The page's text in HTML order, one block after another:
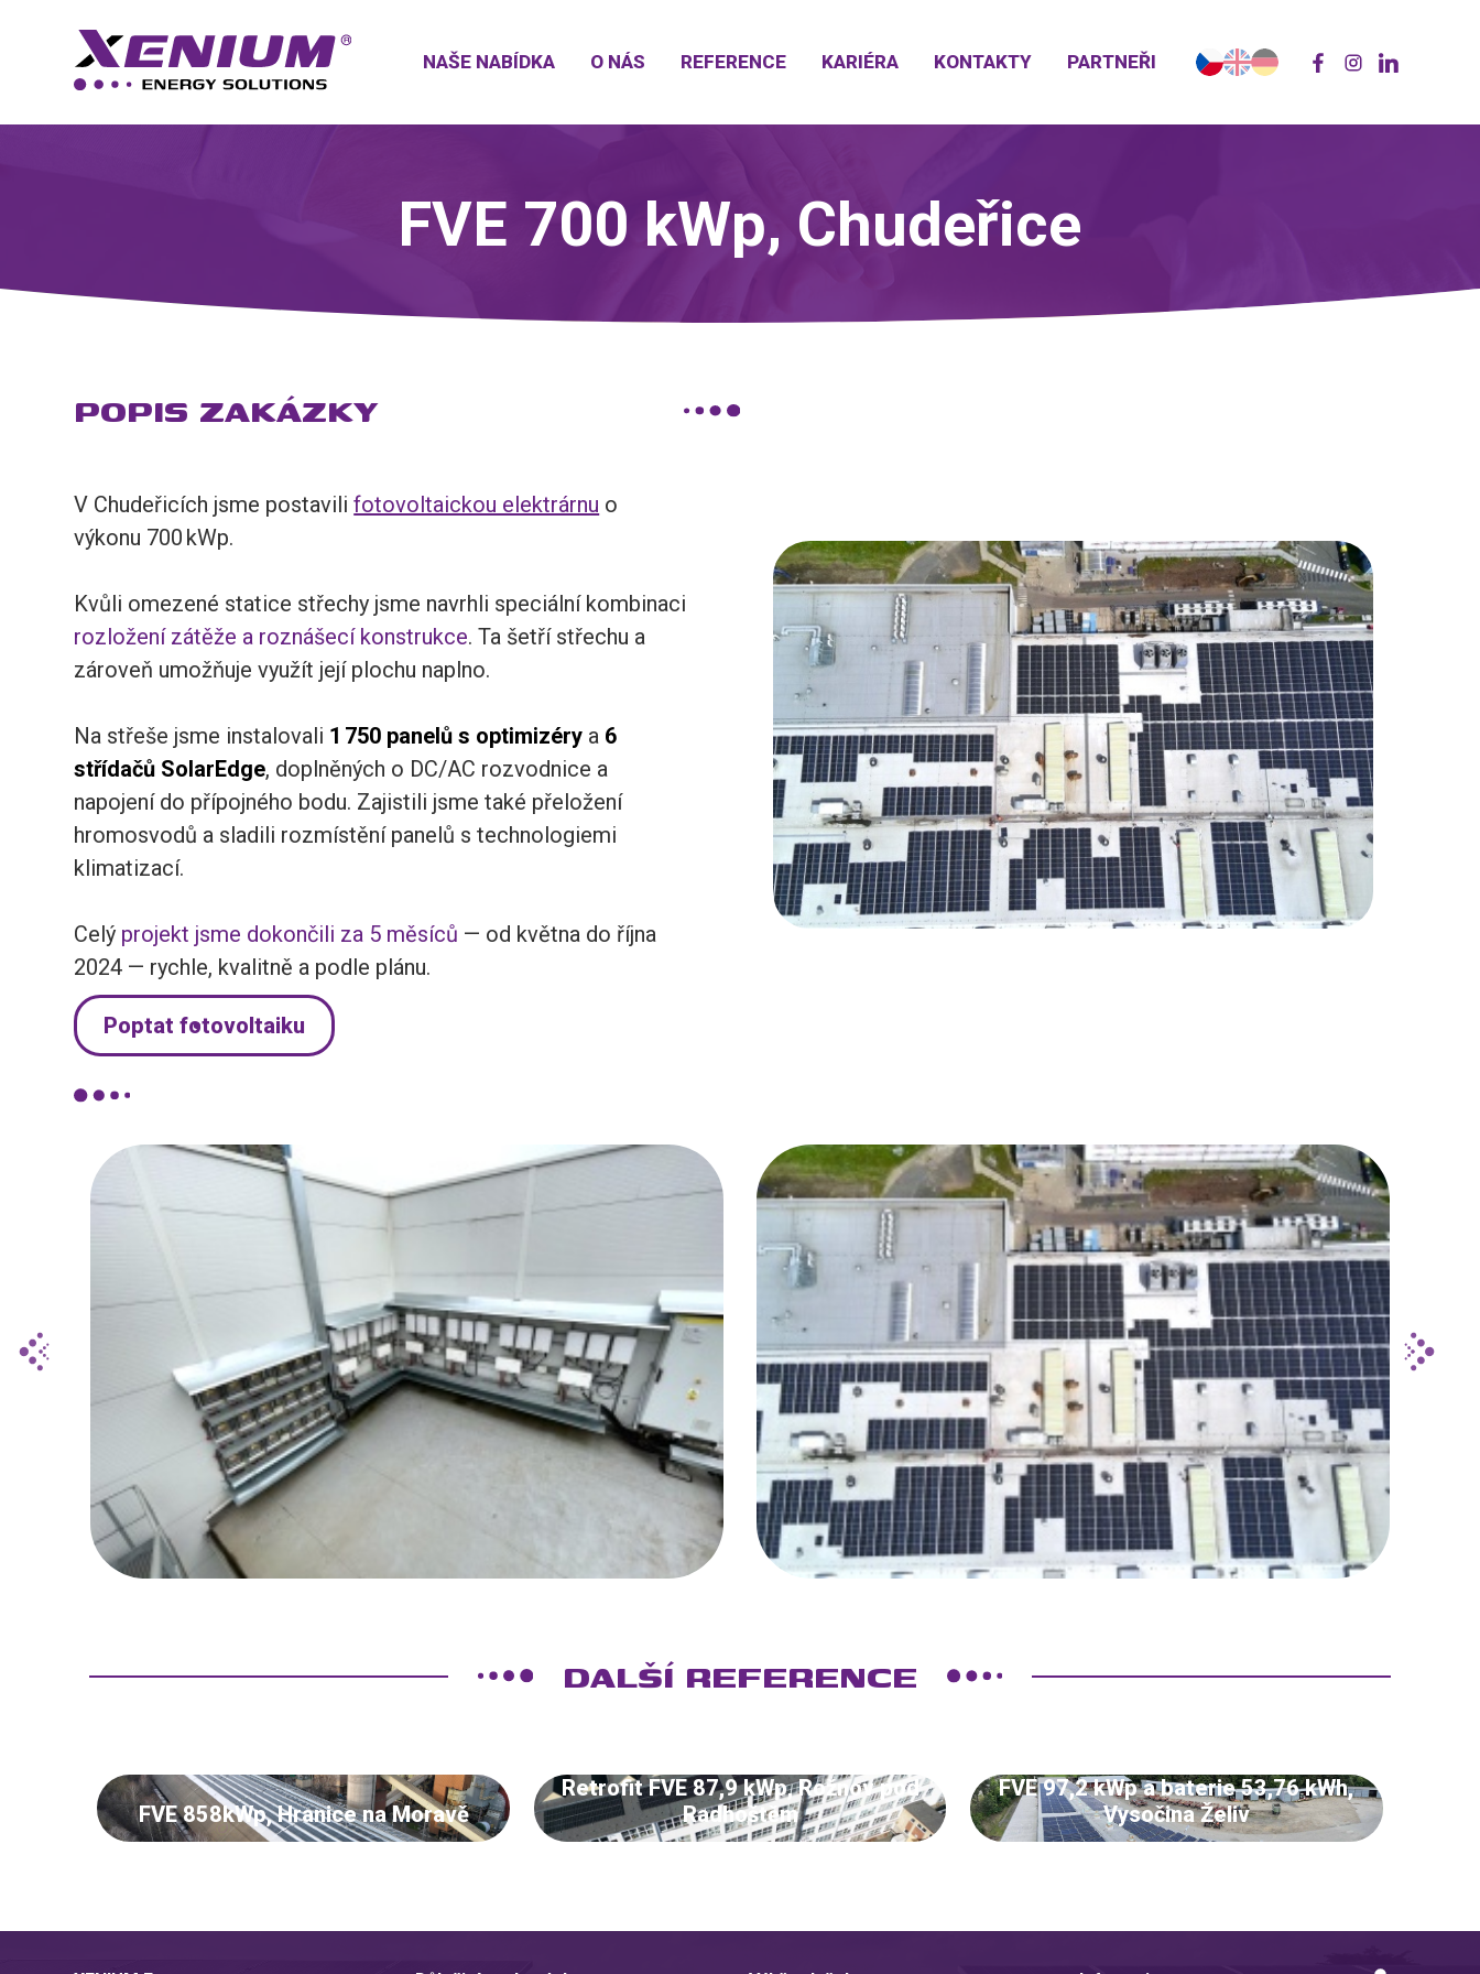
NAŠE NABÍDKA O NÁS REFERENCE KARIÉRA KONTAKTY PARTNEŘI
FVE 700 kWp, Chudeřice
POPIS ZAKÁZKY
V Chudeřicích jsme postavilifotovoltaickou elektrárnu o
výkonu 700 kWp.
Kvůli omezené statice střechy jsme navrhli speciální kombinaci
rozložení zátěže a roznášecí konstrukce. Ta šetří střechu a
zároveň umožňuje využít její plochu naplno.
Na střeše jsme instalovali 1 750 panelů s optimizéry a 6
střídačů SolarEdge, doplněných o DC/AC rozvodnice a
napojení do přípojného bodu. Zajistili jsme také přeložení
hromosvodů a sladili rozmístění panelů s technologiemi
klimatizací.
Celý projekt jsme dokončili za 5 měsíců — od května do října
2024 — rychle, kvalitně a podle plánu.
Poptat fotovoltaiku
DALŠÍ REFERENCE
FVE 858kWp, Hranice na Moravě
Retrofit FVE 87,9 kWp, Rožnov pod
Radhoštěm
FVE 97,2 kWp a baterie 53,76 kWh,
Vysočina Želiv